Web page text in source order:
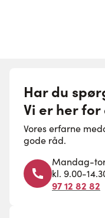
Har du
Vi er her for
Vores erfarne
gode råd.
Mandag-
kl. 9.00-
97 12 82 82